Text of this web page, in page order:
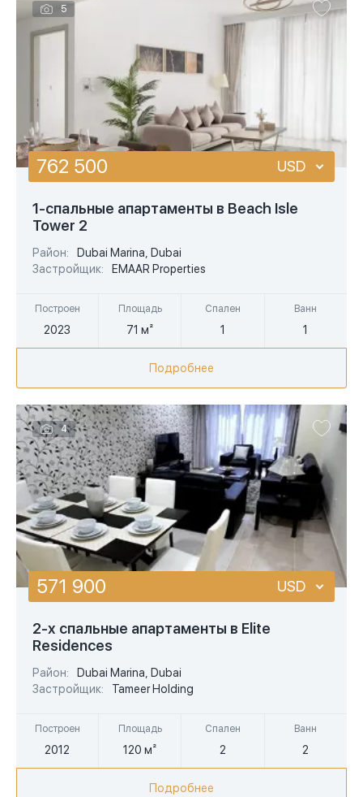
5
1-спальные апартаменты в Beach Isle
Tower 2
Район:
Dubai Marina, Dubai
Застройщик:
EMAAR Properties
Построен
2023
Площадь
71 м²
Спален
1
Ванн
1
762 500 USD
USD
Подробнее
4
2-х спальные апартаменты в Elite
Residences
Район:
Dubai Marina, Dubai
Застройщик:
Tameer Holding
Построен
2012
Площадь
120 м²
Спален
2
Ванн
2
571 900 USD
Подробнее